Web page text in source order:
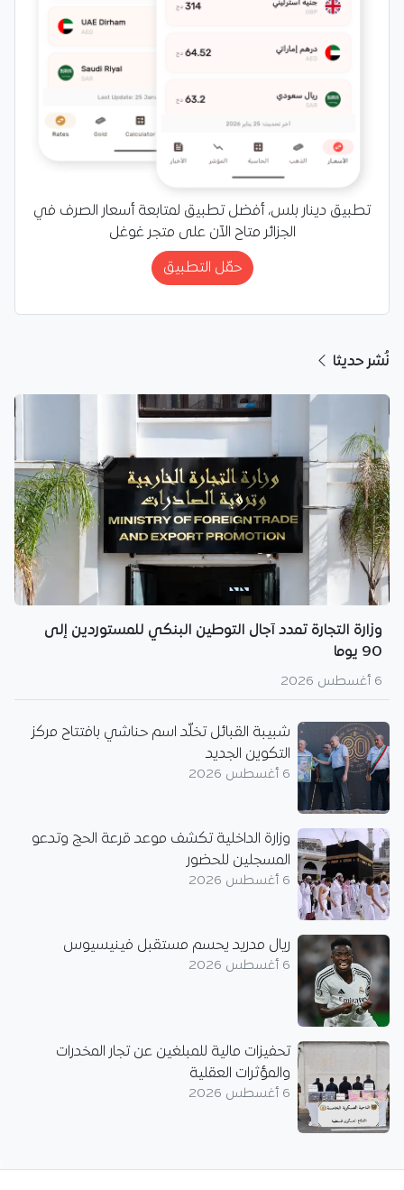
تطبيق دينار بلس، أفضل تطبيق لمتابعة أسعار الصرف في
الجزائر متاح الآن على متجر غوغل
حمّل التطبيق
نُشر حديثا
وزارة التجارة تمدد آجال التوطين البنكي للمستوردين إلى
90 يوما
6 أغسطس 2026
شبيبة القبائل تخلّد اسم حناشي بافتتاح مركز
التكوين الجديد
6 أغسطس 2026
وزارة الداخلية تكشف موعد قرعة الحج وتدعو
المسجلين للحضور
6 أغسطس 2026
ريال مدريد يحسم مستقبل فينيسيوس
6 أغسطس 2026
تحفيزات مالية للمبلغين عن تجار المخدرات
والمؤثرات العقلية
6 أغسطس 2026